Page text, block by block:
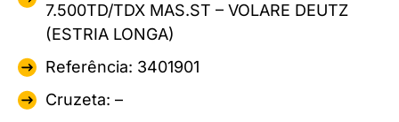
7.500TD/TDX MAS.ST – VOLARE DEUTZ
(ESTRIA LONGA)
Referência: 3401901
Cruzeta: –